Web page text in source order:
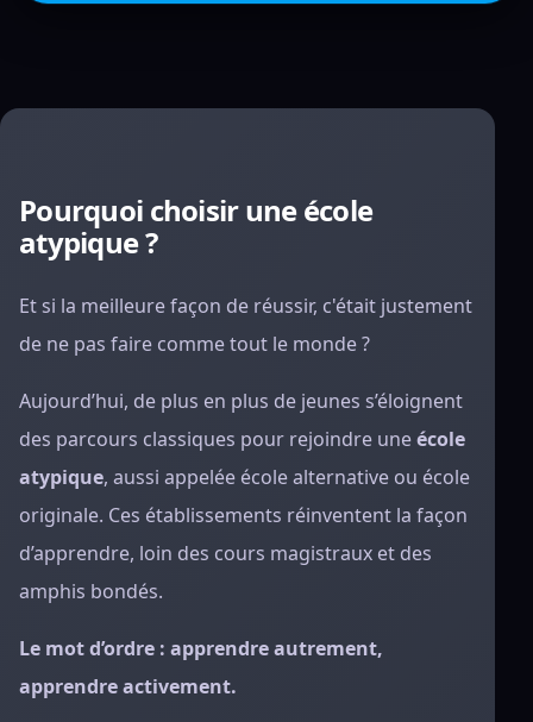
Pourquoi choisir une école
atypique ?
Et si la meilleure façon de réussir, c'était justement
de ne pas faire comme tout le monde ?
Aujourd’hui, de plus en plus de jeunes s’éloignent
des parcours classiques pour rejoindre uneécole
atypique, aussi appelée école alternative ou école
originale. Ces établissements réinventent la façon
d’apprendre, loin des cours magistraux et des
amphis bondés.
Le mot d’ordre : apprendre autrement,
apprendre activement.